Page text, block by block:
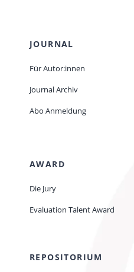
JOURNAL
Für Autor:innen
Journal Archiv
Abo Anmeldung
AWARD
Die Jury
Evaluation Talent Award
REPOSITORIUM